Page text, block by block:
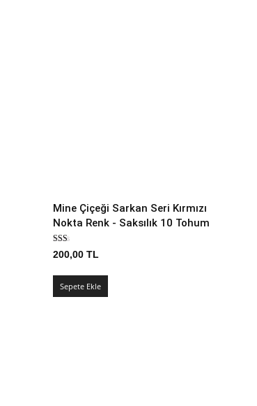
Mine Çiçeği Sarkan Seri Kırmızı
Nokta Renk - Saksılık 10 Tohum
200,00 TL
Sepete Ekle